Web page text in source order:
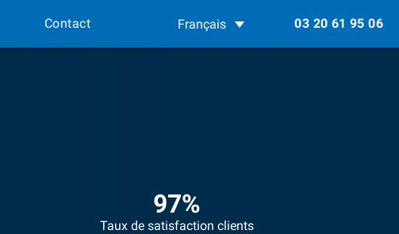
Contact 03 20 61 95 06
Français
97%
Taux de satisfaction clients